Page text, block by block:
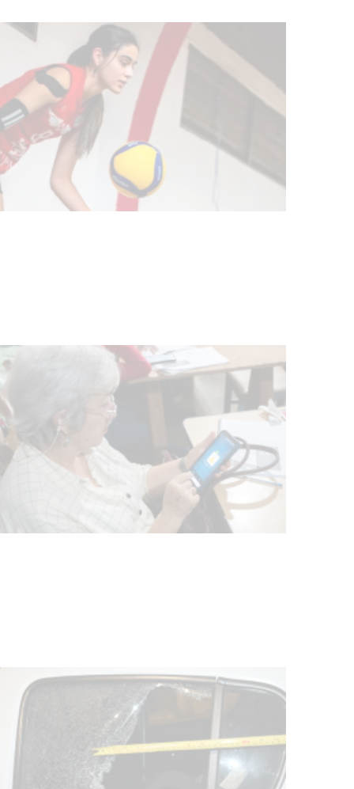
Actualización sobre la agenda de
vacunación contra el
UTE hizo llamado laboral para
personas en situación de
01-08-2026